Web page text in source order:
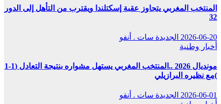
المنتخب المغربي يتجاوز عقبة إسكتلندا ويقترب من التأهل إلى الدور
32
2026-06-20 الجديدة سات . أنفو
أخبار وطنية
مونديال 2026 ..المنتخب المغربي يستهل مشواره بنتيجة التعادل (1-1
)مع نظيره البرازيلي
2026-06-01 الجديدة سات . أنفو